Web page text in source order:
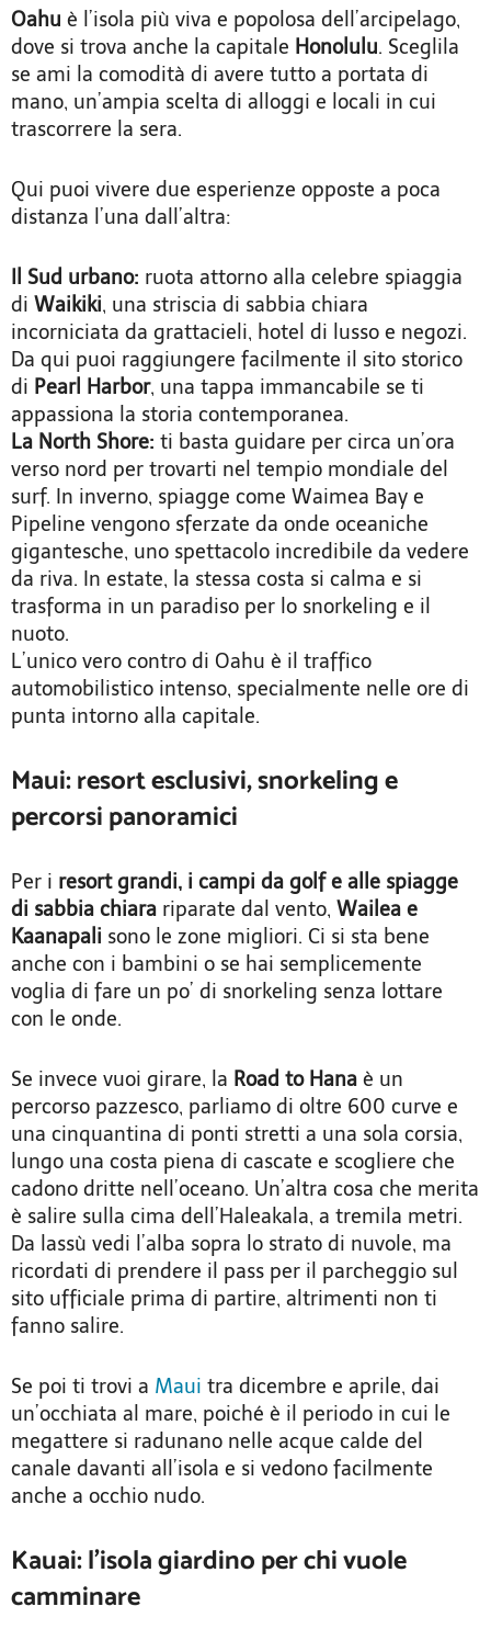
Oahu è l’isola più viva e popolosa dell’arcipelago,
dove si trova anche la capitale Honolulu. Sceglila
se ami la comodità di avere tutto a portata di
mano, un’ampia scelta di alloggi e locali in cui
trascorrere la sera.
Qui puoi vivere due esperienze opposte a poca
distanza l’una dall’altra:
Il Sud urbano: ruota attorno alla celebre spiaggia
di Waikiki, una striscia di sabbia chiara
incorniciata da grattacieli, hotel di lusso e negozi.
Da qui puoi raggiungere facilmente il sito storico
di Pearl Harbor, una tappa immancabile se ti
appassiona la storia contemporanea.
La North Shore: ti basta guidare per circa un’ora
verso nord per trovarti nel tempio mondiale del
surf. In inverno, spiagge come Waimea Bay e
Pipeline vengono sferzate da onde oceaniche
gigantesche, uno spettacolo incredibile da vedere
da riva. In estate, la stessa costa si calma e si
trasforma in un paradiso per lo snorkeling e il
nuoto.
L’unico vero contro di Oahu è il traffico
automobilistico intenso, specialmente nelle ore di
punta intorno alla capitale.
Maui: resort esclusivi, snorkeling e
percorsi panoramici
Per i resort grandi, i campi da golf e alle spiagge
di sabbia chiara riparate dal vento, Wailea e
Kaanapali sono le zone migliori. Ci si sta bene
anche con i bambini o se hai semplicemente
voglia di fare un po’ di snorkeling senza lottare
con le onde.
Se invece vuoi girare, la Road to Hana è un
percorso pazzesco, parliamo di oltre 600 curve e
una cinquantina di ponti stretti a una sola corsia,
lungo una costa piena di cascate e scogliere che
cadono dritte nell’oceano. Un’altra cosa che merita
è salire sulla cima dell’Haleakala, a tremila metri.
Da lassù vedi l’alba sopra lo strato di nuvole, ma
ricordati di prendere il pass per il parcheggio sul
sito ufficiale prima di partire, altrimenti non ti
fanno salire.
Se poi ti trovi a Maui tra dicembre e aprile, dai
un’occhiata al mare, poiché è il periodo in cui le
megattere si radunano nelle acque calde del
canale davanti all’isola e si vedono facilmente
anche a occhio nudo.
Kauai: l’isola giardino per chi vuole
camminare